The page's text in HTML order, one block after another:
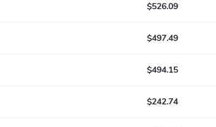
$526.09
$497.49
$494.15
$242.74